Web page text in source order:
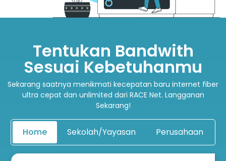
Tentukan Bandwith
Sesuai Kebetuhanmu
Sekarang saatnya menikmati kecepatan baru internet fiber
ultra cepat dan unlimited dari RACE Net. Langganan
Sekarang!
Home Sekolah/Yayasan Perusahaan